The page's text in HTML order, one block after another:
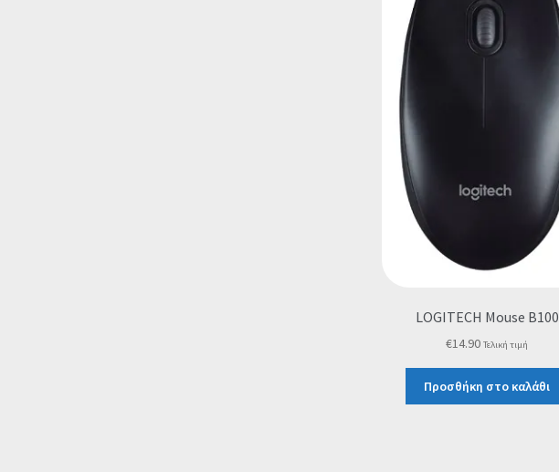
LOGITECH Mouse B100
€14.90 Τελική τιμή
Προσθήκη στο καλάθι